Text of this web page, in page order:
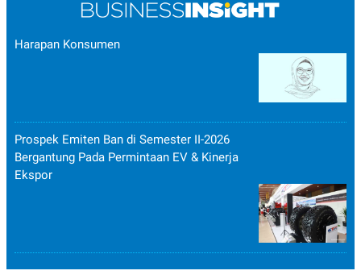
Harapan Konsumen
Prospek Emiten Ban di Semester II-2026
Bergantung Pada Permintaan EV & Kinerja
Ekspor